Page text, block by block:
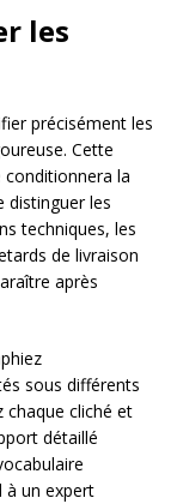
les
précisément les
Cette
la
distinguer les
techniques, les
de livraison
après
sous différents
chaque cliché et
détaillé
à un expert